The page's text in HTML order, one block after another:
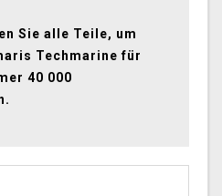
Sie alle Teile, um
Techmarine für
40 000